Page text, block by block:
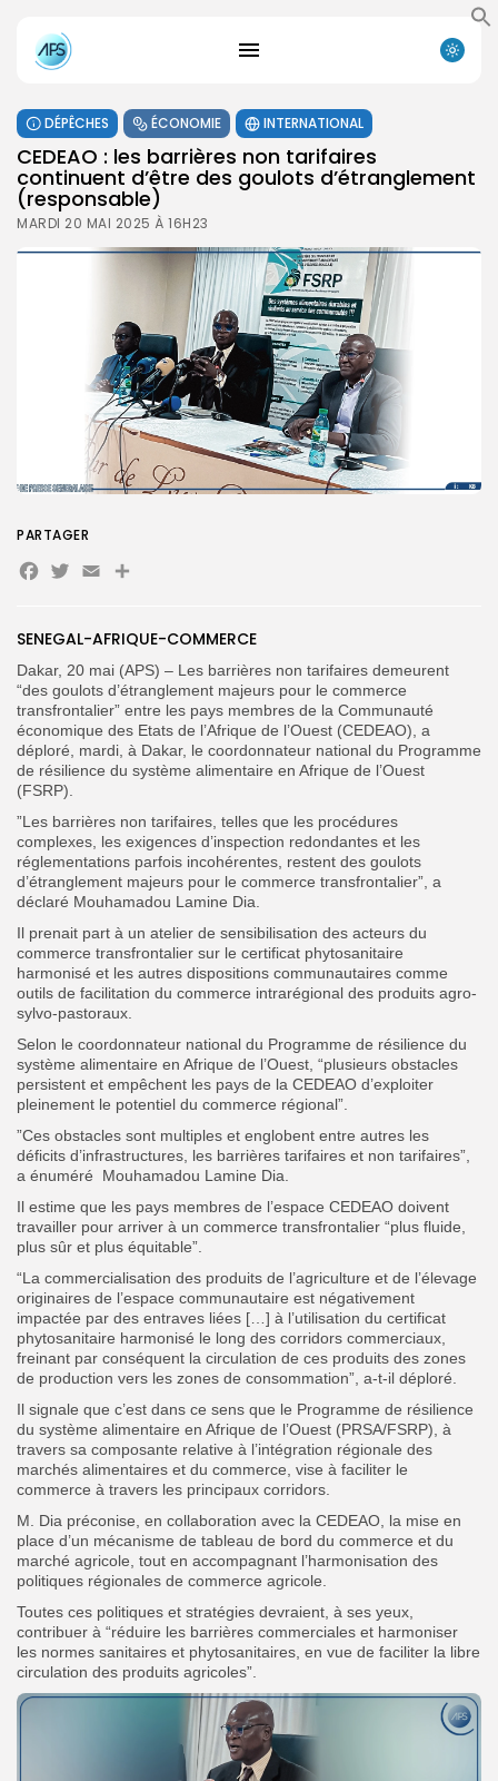
Search
FR
DÉPÊCHES ÉCONOMIE INTERNATIONAL
CEDEAO : les barrières non tarifaires
continuent d’être des goulots d’étranglement
(responsable)
MARDI 20 MAI 2025 À 16H23
SENEGAL-AFRIQUE-COMMERCE
Dakar, 20 mai (APS) – Les barrières non tarifaires demeurent
“des goulots d’étranglement majeurs pour le commerce
transfrontalier” entre les pays membres de la Communauté
économique des Etats de l’Afrique de l’Ouest (CEDEAO), a
déploré, mardi, à Dakar, le coordonnateur national du Programme
de résilience du système alimentaire en Afrique de l’Ouest
(FSRP).
”Les barrières non tarifaires, telles que les procédures
complexes, les exigences d’inspection redondantes et les
réglementations parfois incohérentes, restent des goulots
d’étranglement majeurs pour le commerce transfrontalier”, a
déclaré Mouhamadou Lamine Dia.
Il prenait part à un atelier de sensibilisation des acteurs du
commerce transfrontalier sur le certificat phytosanitaire
harmonisé et les autres dispositions communautaires comme
outils de facilitation du commerce intrarégional des produits agro-
sylvo-pastoraux.
Selon le coordonnateur national du Programme de résilience du
système alimentaire en Afrique de l’Ouest, “plusieurs obstacles
persistent et empêchent les pays de la CEDEAO d’exploiter
pleinement le potentiel du commerce régional”.
”Ces obstacles sont multiples et englobent entre autres les
déficits d’infrastructures, les barrières tarifaires et non tarifaires”,
a énuméré Mouhamadou Lamine Dia.
Il estime que les pays membres de l’espace CEDEAO doivent
travailler pour arriver à un commerce transfrontalier “plus fluide,
plus sûr et plus équitable”.
“La commercialisation des produits de l’agriculture et de l’élevage
originaires de l’espace communautaire est négativement
impactée par des entraves liées […] à l’utilisation du certificat
phytosanitaire harmonisé le long des corridors commerciaux,
freinant par conséquent la circulation de ces produits des zones
de production vers les zones de consommation”, a-t-il déploré.
Il signale que c’est dans ce sens que le Programme de résilience
du système alimentaire en Afrique de l’Ouest (PRSA/FSRP), à
travers sa composante relative à l’intégration régionale des
marchés alimentaires et du commerce, vise à faciliter le
commerce à travers les principaux corridors.
M. Dia préconise, en collaboration avec la CEDEAO, la mise en
place d’un mécanisme de tableau de bord du commerce et du
marché agricole, tout en accompagnant l’harmonisation des
politiques régionales de commerce agricole.
Toutes ces politiques et stratégies devraient, à ses yeux,
contribuer à “réduire les barrières commerciales et harmoniser
les normes sanitaires et phytosanitaires, en vue de faciliter la libre
circulation des produits agricoles”.
PARTAGER
Facebook
Twitter
EmailPartager